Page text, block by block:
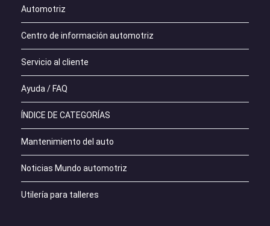
Automotriz
Centro de información automotriz
Servicio al cliente
Ayuda / FAQ
ÍNDICE DE CATEGORÍAS
Mantenimiento del auto
Noticias Mundo automotriz
Utilería para talleres